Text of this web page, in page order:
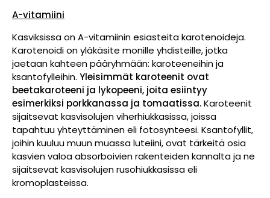
A-vitamiini
Kasviksissa on A-vitamiinin esiasteita karotenoideja.
Karotenoidi on yläkäsite monille yhdisteille, jotka
jaetaan kahteen pääryhmään: karoteeneihin ja
ksantofylleihin. Yleisimmät karoteenit ovat
beetakaroteeni ja lykopeeni, joita esiintyy
esimerkiksi porkkanassa ja tomaatissa.Karoteenit
sijaitsevat kasvisolujen viherhiukkasissa, joissa
tapahtuu yhteyttäminen eli fotosynteesi. Ksantofyllit,
joihin kuuluu muun muassa luteiini, ovat tärkeitä osia
kasvien valoa absorboivien rakenteiden kannalta ja ne
sijaitsevat kasvisolujen rusohiukkasissa eli
kromoplasteissa.